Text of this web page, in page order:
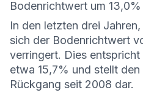
Bodenrichtwert um
In den letzten drei
sich der Bodenrichtwert
verringert. Dies
etwa 15,7% und stellt
Rückgang seit 2008 dar.